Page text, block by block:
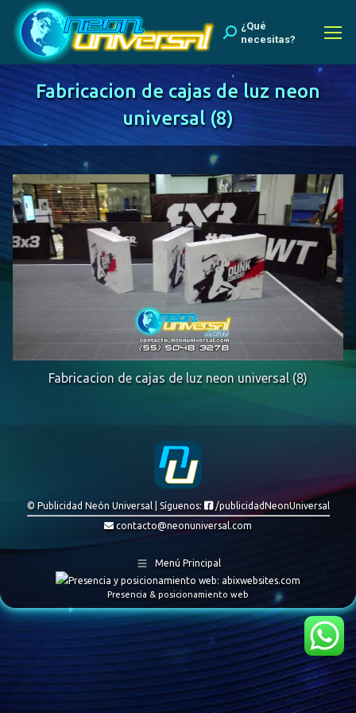
Buscar:
¿Qué
necesitas?
Fabricacion de cajas de luz neon
universal (8)
Fabricacion de cajas de luz neon universal (8)
© Publicidad Neón Universal | Síguenos:
/publicidadNeonUniversal
contacto@neonuniversal.com
Menú Principal
Presencia & posicionamiento web